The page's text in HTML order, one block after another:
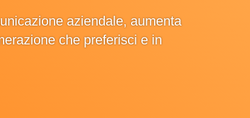
aziendale, aumenta
che preferisci e in